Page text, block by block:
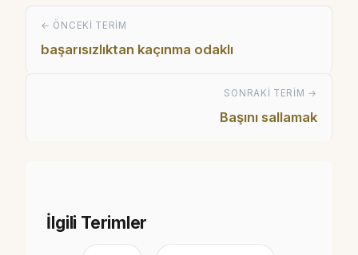
← ÖNCEKI TERIM
başarısızlıktan kaçınma odaklı
SONRAKI TERIM →
Başını sallamak
İlgili Terimler